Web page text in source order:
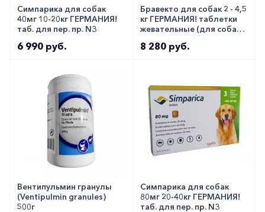
Симпарика для собак
40мг 10-20кг ГЕРМАНИЯ!
таб. для пер. пр. N3
6 990 руб.
Бравекто для собак 2 - 4,5
кг ГЕРМАНИЯ! таблетки
жевательные (для собак
112,5мг №1
8 280 руб.
Вентипульмин гранулы
(Ventipulmin granules)
500г
Симпарика для собак
80мг 20-40кг ГЕРМАНИЯ!
таб. для пер. пр. N3